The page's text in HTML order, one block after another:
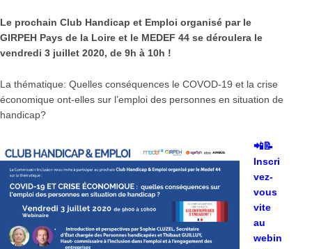
Le prochain Club Handicap et Emploi organisé par le
GIRPEH Pays de la Loire et le MEDEF 44 se déroulera le
vendredi 3 juillet 2020, de 9h à 10h !
La thématique: Quelles conséquences le COVOD-19 et la crise
économique ont-elles sur l’emploi des personnes en situation de
handicap?
📲📝
Inscri
vez-
vous
vite
au
webin